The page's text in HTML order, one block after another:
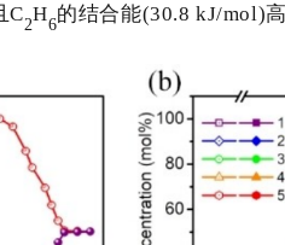
C2H6的结合能(30.8 kJ/mol)